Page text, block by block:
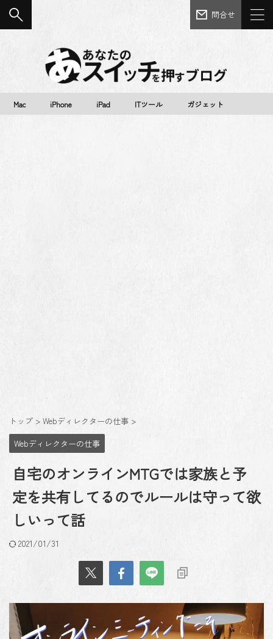
問合せ
Mac iPhone iPad ITツール ガジェット
トップ > Webディレクターの仕事 >
Webディレクターの仕事
自宅のオンラインMTGでは家族と予
定を共有してるのでルールは守って欲
しいって話
2021/01/31